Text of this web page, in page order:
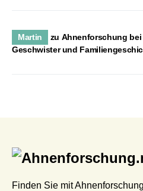
Martin zu Ahnenforschung
Geschwister und
Finden Sie mit